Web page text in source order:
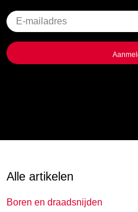
Geen
titel
Alle artikelen
Boren en draadsnijden